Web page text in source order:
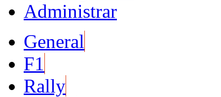
Administrar
General
F1
Rally